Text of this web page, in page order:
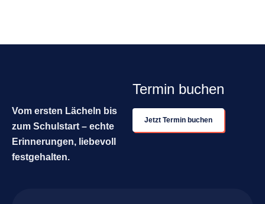
Vom ersten Lächeln bis
zum Schulstart – echte
Erinnerungen, liebevoll
festgehalten.
Termin buchen
Jetzt Termin buchen